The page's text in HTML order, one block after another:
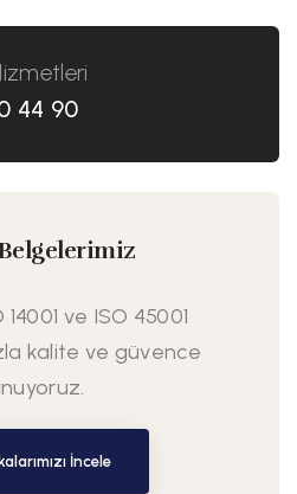
44 90
14001 ve ISO 45001
kalite ve güvence
İncele